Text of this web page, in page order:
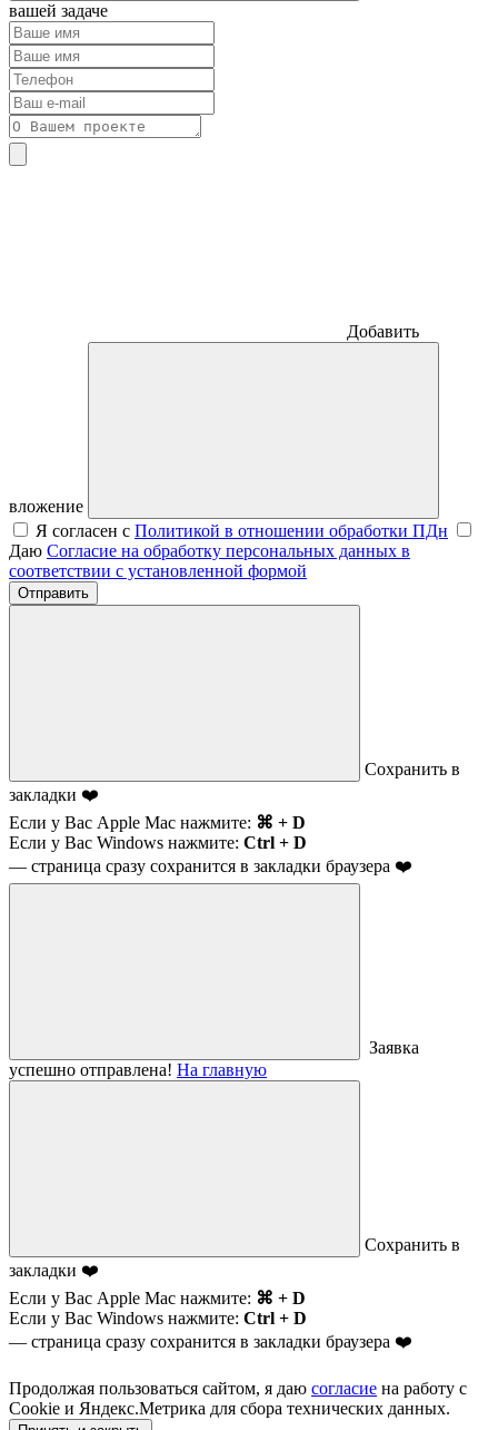
вашей задаче
Добавить
вложение
Я согласен с Политикой в отношении обработки ПДн
Даю Согласие на обработку персональных данных в
соответствии с установленной формой
Отправить
Сохранить в
закладки ❤️
Если у Вас Apple Mac нажмите: ⌘ + D
Если у Вас Windows нажмите: Ctrl + D
— страница сразу сохранится в закладки браузера ❤️
Заявка
успешно отправлена! На главную
Сохранить в
закладки ❤️
Если у Вас Apple Mac нажмите: ⌘ + D
Если у Вас Windows нажмите: Ctrl + D
— страница сразу сохранится в закладки браузера ❤️
Продолжая пользоваться сайтом, я даю согласие на работу с
Cookie и Яндекс.Метрика для сбора технических данных.